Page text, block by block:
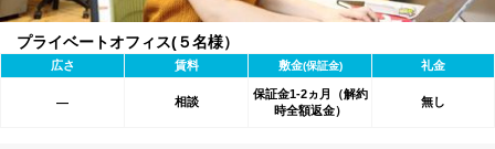
プライベートオフィス(５名様）
広さ 賃料 敷金(保証金) 礼金
― 相談
保証金1-2ヵ月（解約
時全額返金）
無し